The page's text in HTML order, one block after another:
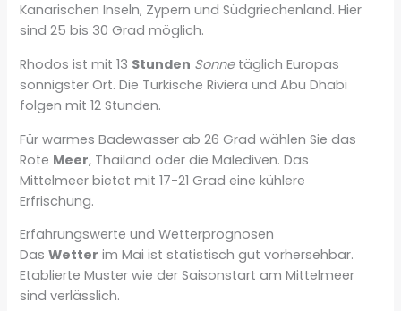
Kanarischen Inseln, Zypern und Südgriechenland. Hier
sind 25 bis 30 Grad möglich.
Rhodos ist mit 13 Stunden Sonnetäglich Europas
sonnigster Ort. Die Türkische Riviera und Abu Dhabi
folgen mit 12 Stunden.
Für warmes Badewasser ab 26 Grad wählen Sie das
Rote Meer, Thailand oder die Malediven. Das
Mittelmeer bietet mit 17-21 Grad eine kühlere
Erfrischung.
Erfahrungswerte und Wetterprognosen
DasWetter im Mai ist statistisch gut vorhersehbar.
Etablierte Muster wie der Saisonstart am Mittelmeer
sind verlässlich.